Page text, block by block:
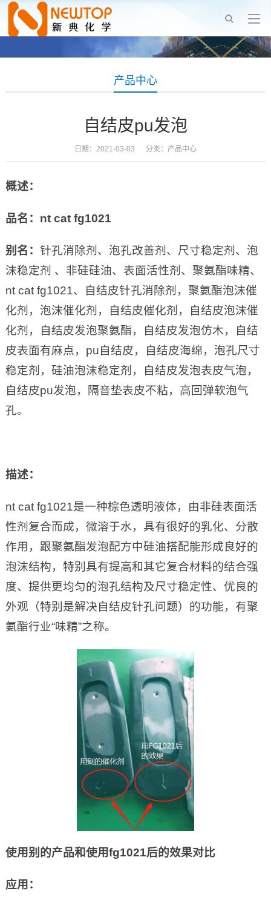
产品中心
自结皮pu发泡
日期：2021-03-03 分类： 产品中心
概述：
品名：nt cat fg1021
别名： 针孔消除剂、泡孔改善剂、尺寸稳定剂、泡
沫稳定剂 、非硅硅油、表面活性剂、聚氨酯味精、
nt cat fg1021、自结皮针孔消除剂，聚氨酯泡沫催
化剂，泡沫催化剂，自结皮催化剂，自结皮泡沫催
化剂，自结皮发泡聚氨酯，自结皮发泡仿木，自结
皮表面有麻点，pu自结皮，自结皮海绵，泡孔尺寸
稳定剂，硅油泡沫稳定剂，自结皮发泡表皮气泡，
自结皮pu发泡，隔音垫表皮不粘，高回弹软泡气
孔。
描述：
nt cat fg1021是一种棕色透明液体，由非硅表面活
性剂复合而成，微溶于水，具有很好的乳化、分散
作用，跟聚氨酯发泡配方中硅油搭配能形成良好的
泡沫结构，特别具有提高和其它复合材料的结合强
度、提供更均匀的泡孔结构及尺寸稳定性、优良的
外观（特别是解决自结皮针孔问题）的功能，有聚
氨酯行业“味精”之称。
使用别的产品和使用fg1021后的效果对比
应用：